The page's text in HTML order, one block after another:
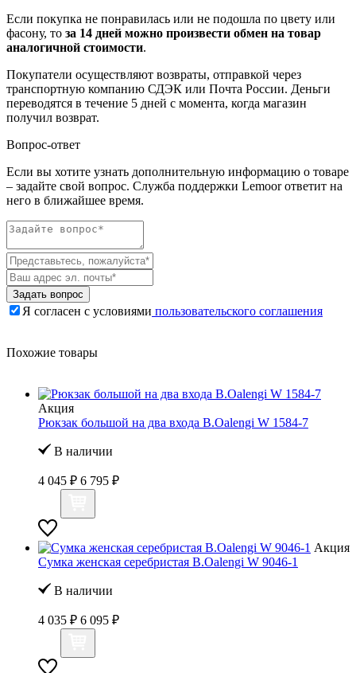
Если покупка не понравилась или не подошла по цвету или
фасону, то за 14 дней можно произвести обмен на товар
аналогичной стоимости.
Покупатели осуществляют возвраты, отправкой через
транспортную компанию СДЭК или Почта России. Деньги
переводятся в течение 5 дней с момента, когда магазин
получил возврат.
Вопрос-ответ
Если вы хотите узнать дополнительную информацию о товаре
– задайте свой вопрос. Служба поддержки Lemoor ответит на
него в ближайшее время.
Задать вопрос
Я согласен с условиями пользовательского соглашения
Похожие товары
Акция
Рюкзак большой на два входа B.Oalengi W 1584-7
В наличии
4 045 ₽ 6 795 ₽
Акция
Сумка женская серебристая B.Oalengi W 9046-1
В наличии
4 035 ₽ 6 095 ₽